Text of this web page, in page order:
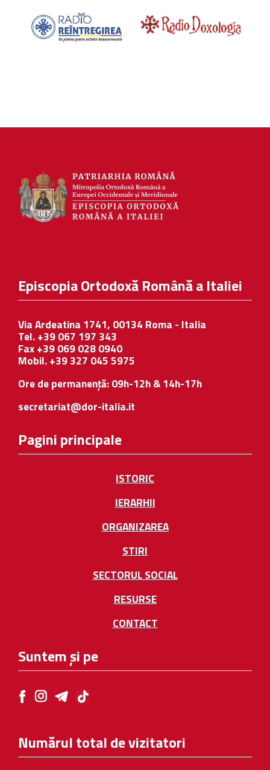
Episcopia Ortodoxă Română a Italiei
Via Ardeatina 1741, 00134 Roma - Italia
Tel. +39 067 197 343
Fax +39 069 028 0940
Mobil. +39 327 045 5975
Ore de permanență: 09h-12h & 14h-17h
secretariat@dor-italia.it
Pagini principale
ISTORIC
IERARHII
ORGANIZAREA
STIRI
SECTORUL SOCIAL
RESURSE
CONTACT
Suntem și pe
Numărul total de vizitatori